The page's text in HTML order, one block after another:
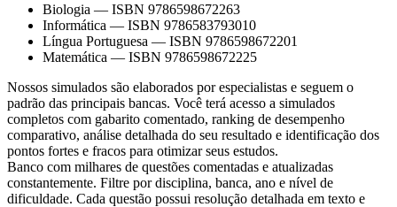
Biologia — ISBN 9786598672263
Informática — ISBN 9786583793010
Língua Portuguesa — ISBN 9786598672201
Matemática — ISBN 9786598672225
Nossos simulados são elaborados por especialistas e seguem o
padrão das principais bancas. Você terá acesso a simulados
completos com gabarito comentado, ranking de desempenho
comparativo, análise detalhada do seu resultado e identificação dos
pontos fortes e fracos para otimizar seus estudos.
Banco com milhares de questões comentadas e atualizadas
constantemente. Filtre por disciplina, banca, ano e nível de
dificuldade. Cada questão possui resolução detalhada em texto e